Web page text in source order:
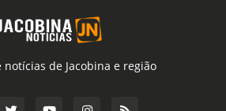
notícias de Jacobina e região